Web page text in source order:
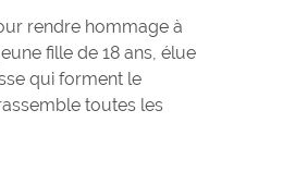
rendre hommage à
fille de 18 ans, élue
qui forment le
toutes les